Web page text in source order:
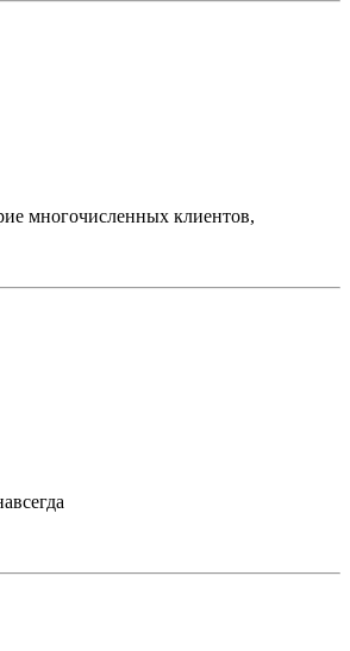
многочисленных клиентов,